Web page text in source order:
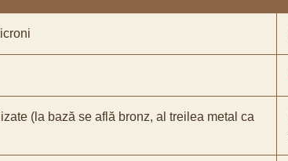
(la bază se află bronz, al treilea metal ca